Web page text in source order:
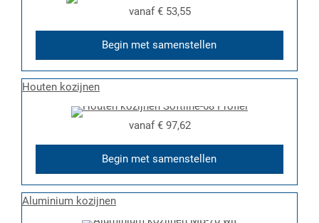
vanaf€ 53,55
Begin met samenstellen
Houten kozijnen
vanaf€ 97,62
Begin met samenstellen
Aluminium kozijnen